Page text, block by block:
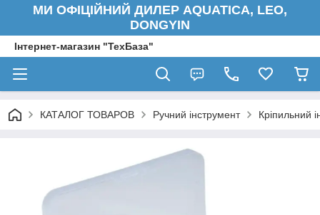
МИ ОФІЦІЙНИЙ ДИЛЕР AQUATICA, LEO,
DONGYIN
Інтернет-магазин "ТехБаза"
КАТАЛОГ ТОВАРОВ Ручний інструмент Кріпильний